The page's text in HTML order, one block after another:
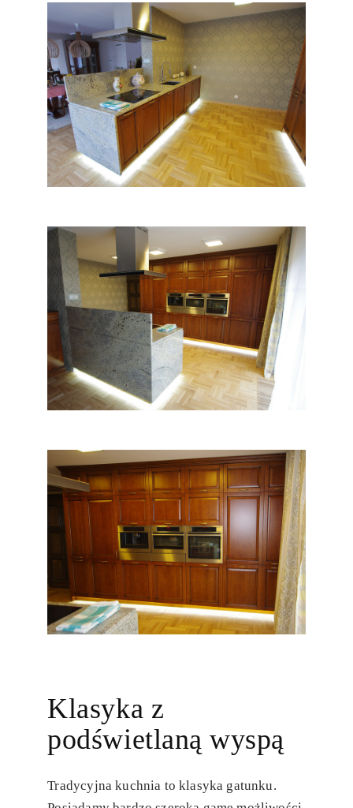
Klasyka z
podświetlaną wyspą
Tradycyjna kuchnia to klasyka gatunku.